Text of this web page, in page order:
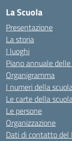
La Scuola
Presentazione
La storia
I luoghi
Piano annuale
Organigramma
I numeri della
Le carte della
Le persone
Organizzazione
Dati di contatto del